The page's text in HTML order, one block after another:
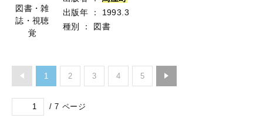
図書・雑
誌・視聴
覚
出版年
：
1993.3
種別
： 図書
1 2 3 4 5
/ 7 ページ